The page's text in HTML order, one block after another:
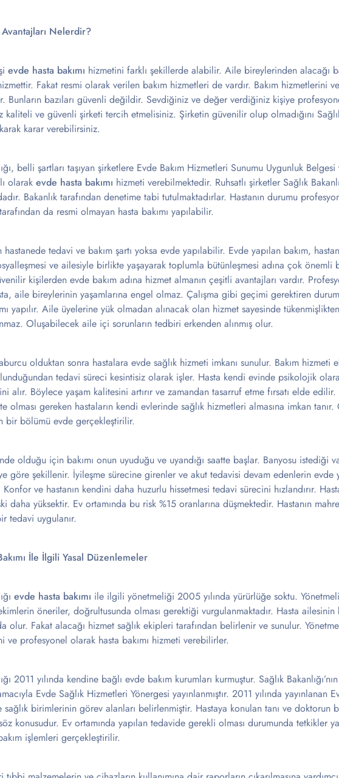
Avantajları Nelerdir?
evde hasta bakımı hizmetini farklı şekillerde alabilir. Aile bireylerinden alacağı
Fakat resmi olarak verilen bakım hizmetleri de vardır. Bakım hizmetlerini
Bunların bazıları güvenli değildir. Sevdiğiniz ve değer verdiğiniz kişiye
kaliteli ve güvenli şirketi tercih etmelisiniz. Şirketin güvenilir olup olmadığını
karar verebilirsiniz.
belli şartları taşıyan şirketlere Evde Bakım Hizmetleri Sunumu Uygunluk
olarak evde hasta bakımı hizmeti verebilmektedir. Ruhsatlı şirketler Sağlık
Bakanlık tarafından denetime tabi tutulmaktadırlar. Hastanın durumu
da resmi olmayan hasta bakımı yapılabilir.
tedavi ve bakım şartı yoksa evde yapılabilir. Evde yapılan bakım,
ve ailesiyle birlikte yaşayarak toplumla bütünleşmesi adına çok önemli
kişilerden evde bakım adına hizmet almanın çeşitli avantajları vardır.
aile bireylerinin yaşamlarına engel olmaz. Çalışma gibi geçimi gerektiren
yapılır. Aile üyelerine yük olmadan alınacak olan hizmet sayesinde
Oluşabilecek aile içi sorunların tedbiri erkenden alınmış olur.
olduktan sonra hastalara evde sağlık hizmeti imkanı sunulur. Bakım hizmeti
tedavi süreci kesintisiz olarak işler. Hasta kendi evinde psikolojik
alır. Böylece yaşam kalitesini artırır ve zamandan tasarruf etme fırsatı elde
olması gereken hastaların kendi evlerinde sağlık hizmetleri almasına imkan
bir bölümü evde gerçekleştirilir.
olduğu için bakımı onun uyuduğu ve uyandığı saatte başlar. Banyosu istediği
göre şekillenir. İyileşme sürecine girenler ve akut tedavisi devam edenlerin evde
ve hastanın kendini daha huzurlu hissetmesi tedavi sürecini hızlandırır.
daha yüksektir. Ev ortamında bu risk %15 oranlarına düşmektedir. Hastanın
tedavi uygulanır.
İle İlgili Yasal Düzenlemeler
evde hasta bakımı ile ilgili yönetmeliği 2005 yılında yürürlüğe soktu.
öneriler, doğrultusunda olması gerektiği vurgulanmaktadır. Hasta ailesinin
olur. Fakat alacağı hizmet sağlık ekipleri tarafından belirlenir ve sunulur.
ve profesyonel olarak hasta bakımı hizmeti verebilirler.
2011 yılında kendine bağlı evde bakım kurumları kurmuştur. Sağlık
Evde Sağlık Hizmetleri Yönergesi yayınlanmıştır. 2011 yılında yayınlanan
sağlık birimlerinin görev alanları belirlenmiştir. Hastaya konulan tanı ve
konusudur. Ev ortamında yapılan tedavide gerekli olması durumunda tetkikler
işlemleri gerçekleştirilir.